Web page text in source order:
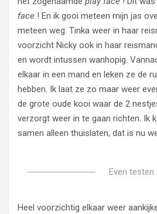
face ! En ik gooi meteen mijn jas
meteen weg. Tinka weer in haar
voorzicht Nicky ook in haar
en wordt intussen wanhopig.
elkaar in een mand en leken ze de
hebben. Ik laat ze zo maar weer
de grote oude kooi waar de 2
verzorgt weer in te gaan richten. Ik
samen alleen thuislaten, dat is nu
Even testen
Heel voorzichtig elkaar weer